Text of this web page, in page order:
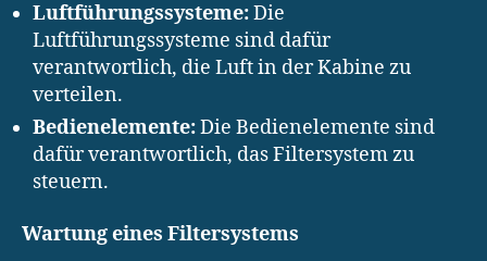
Luftführungssysteme:Die
Luftführungssysteme sind dafür
verantwortlich, die Luft in der Kabine zu
verteilen.
Bedienelemente:Die Bedienelemente sind
dafür verantwortlich, das Filtersystem zu
steuern.
Wartung eines Filtersystems